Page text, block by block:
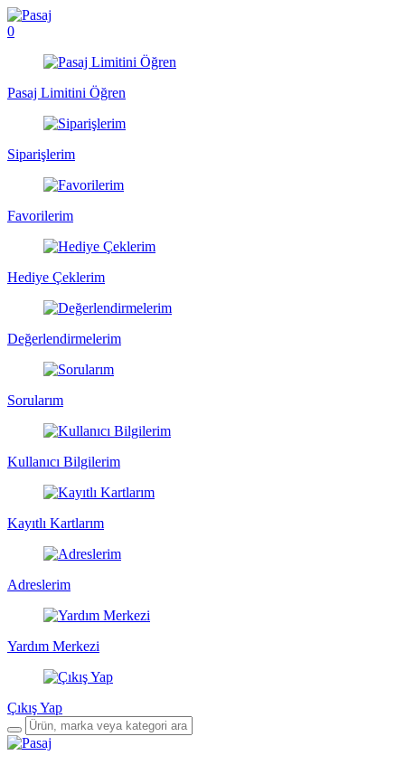
0
Pasaj Limitini Öğren
Siparişlerim
Favorilerim
Hediye Çeklerim
Değerlendirmelerim
Sorularım
Kullanıcı Bilgilerim
Kayıtlı Kartlarım
Adreslerim
Yardım Merkezi
Çıkış Yap